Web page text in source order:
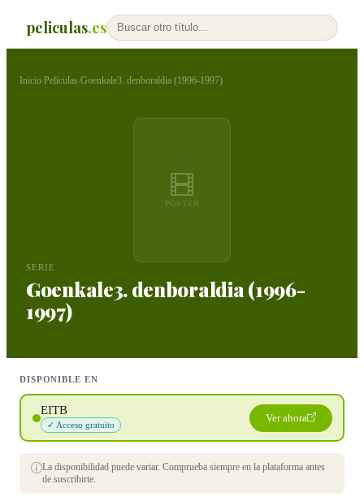
peliculas.es
Inicio›Películas›Goenkale3. denboraldia (1996-1997)
PÓSTER
SERIE
Goenkale3. denboraldia (1996-
1997)
DISPONIBLE EN
EITB
✓ Acceso gratuito
Ver ahora
La disponibilidad puede variar. Comprueba siempre en la plataforma antes
de suscribirte.